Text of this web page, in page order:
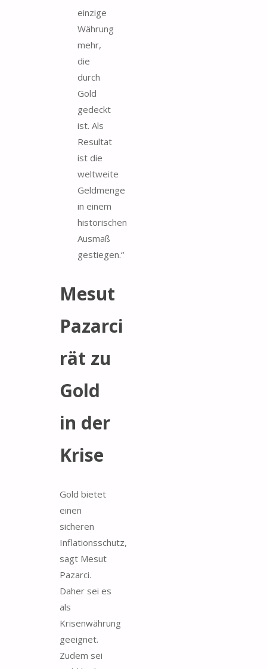
einzige
Währung
mehr,
die
durch
Gold
gedeckt
ist. Als
Resultat
ist die
weltweite
Geldmenge
in einem
historischen
Ausmaß
gestiegen.“
Mesut
Pazarci
rät zu
Gold
in der
Krise
Gold bietet
einen
sicheren
Inflationsschutz,
sagt Mesut
Pazarci.
Daher sei es
als
Krisenwährung
geeignet.
Zudem sei